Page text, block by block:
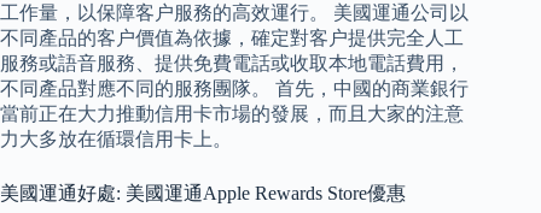
工作量，以保障客户服務的高效運行。 美國運通公司以
不同產品的客户價值為依據，確定對客户提供完全人工
服務或語音服務、提供免費電話或收取本地電話費用，
不同產品對應不同的服務團隊。 首先，中國的商業銀行
當前正在大力推動信用卡市場的發展，而且大家的注意
力大多放在循環信用卡上。
美國運通好處: 美國運通Apple Rewards Store優惠